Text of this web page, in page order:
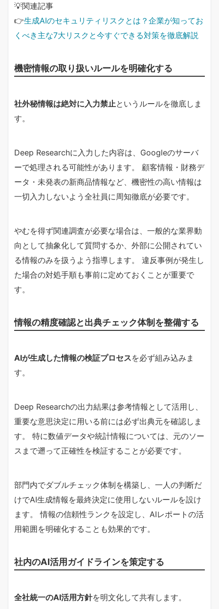
💡関連記事
👉生成AIのセキュリティリスクとは？企業が知ってお
くべき主な7大リスクと今すぐできる対策を徹底解説
機密情報の取り扱いルールを明確化する
社外秘情報は絶対に入力禁止というルールを徹底しま
す。
Deep Researchに入力した内容は、Googleのサーバ
ーで処理される可能性があります。 顧客情報・財務デ
ータ・未発表の新商品情報など、機密性の高い情報は
一切入力しないよう全社員に周知徹底が必要です。
やむを得ず関連調査が必要な場合は、一般的な業界動
向として抽象化して質問するか、外部に公開されてい
る情報のみを扱うよう指導します。 違反事例が発生し
た場合の対処手順も事前に定めておくことが重要で
す。
情報の精度確認と出典チェック体制を整備する
AIが生成した情報の検証プロセスを必ず組み込みま
す。
Deep Researchの出力結果は参考情報として活用し、
重要な意思決定に用いる前には必ず出典元を確認しま
す。 特に数値データや統計情報については、元のソー
スまで遡って正確性を検証することが必要です。
部門内でダブルチェック体制を構築し、一人の判断だ
けでAI生成情報を最終決定に使用しないルールを設け
ます。 情報の信頼性ランクを設定し、AIレポートの活
用範囲を明確化することも効果的です。
社内のAI活用ガイドラインを策定する
全社統一のAI活用方針を明文化して共有します。